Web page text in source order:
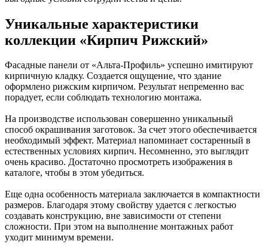
Уникальные характеристики
коллекции «Кирпич Рижский»
Фасадные панели от «Альта-Профиль» успешно имитируют
кирпичную кладку. Создается ощущение, что здание
оформлено рижским кирпичом. Результат непременно вас
порадует, если соблюдать технологию монтажа.
На производстве использован совершенно уникальный
способ окрашивания заготовок. За счет этого обеспечивается
необходимый эффект. Материал напоминает состаренный в
естественных условиях кирпич. Несомненно, это выглядит
очень красиво. Достаточно просмотреть изображения в
каталоге, чтобы в этом убедиться.
Еще одна особенность материала заключается в компактности
размеров. Благодаря этому свойству удается с легкостью
создавать конструкцию, вне зависимости от степени
сложности. При этом на выполнение монтажных работ
уходит минимум времени.